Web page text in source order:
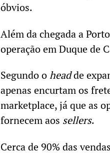
óbvios.
Além da chegada a
operação em Duque de
Segundo oheadde
apenas encurtam os
marketplace, já que as
fornecem aos sellers.
Cerca de 90% das